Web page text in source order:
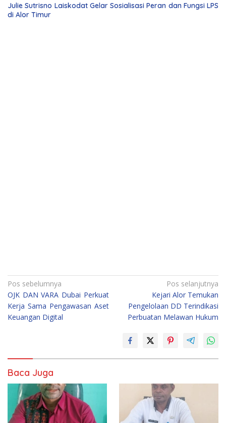
Julie Sutrisno Laiskodat Gelar Sosialisasi Peran dan Fungsi LPS
di Alor Timur
Navigasi
pos
Pos sebelumnya
OJK DAN VARA Dubai Perkuat
Kerja Sama Pengawasan Aset
Keuangan Digital
Pos selanjutnya
Kejari Alor Temukan
Pengelolaan DD Terindikasi
Perbuatan Melawan Hukum
Baca Juga